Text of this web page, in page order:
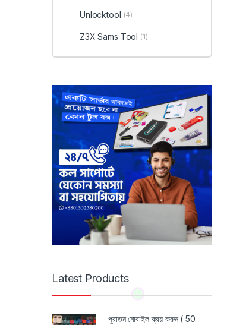
Unlocktool (4)
Z3X Sams Tool (1)
Latest Products
পুরাতন মোবাইল ক্রয় করুন ( 50